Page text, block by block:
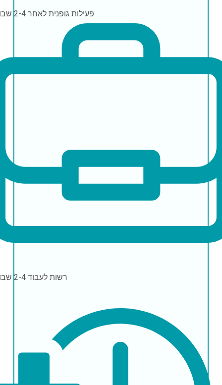
פעילות גופנית לאחר 2-4 שבועות
רשות לעבוד 2-4 שבועות